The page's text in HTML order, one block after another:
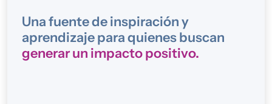
Una fuente de inspiración y
aprendizaje para quienes buscan
generar un impacto positivo.